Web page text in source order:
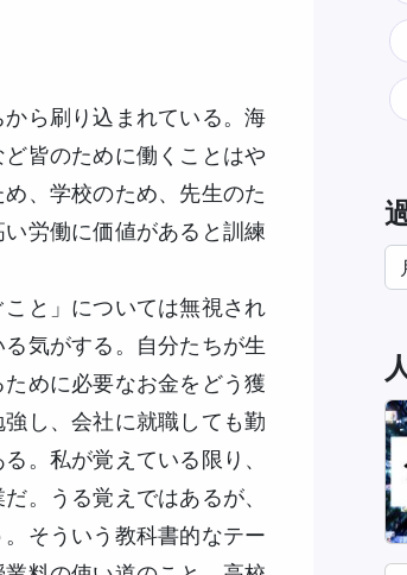
ら刷り込まれている。海
皆のために働くことはや
、学校のため、先生のた
労働に価値があると訓練
と」については無視され
気がする。自分たちが生
めに必要なお金をどう獲
し、会社に就職しても勤
。私が覚えている限り、
。うる覚えではあるが、
そういう教科書的なテー